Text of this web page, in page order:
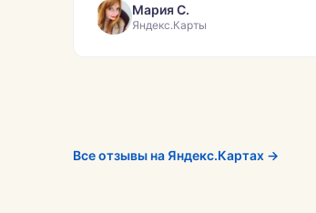
Мария С.
Яндекс.Карты
Все отзывы на Яндекс.Картах →